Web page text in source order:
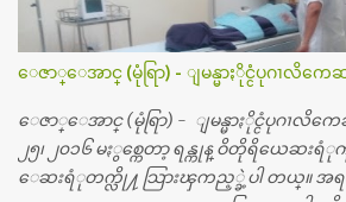
ေဇာ္ေအာင္ (မုံရြာ) - ျမန္မာႏိုင္ငံပုဂၢလိကေ
ေဇာ္ေအာင္ (မုံရြာ) - ျမန္မာႏိုင္ငံပုဂၢလိကေ
၂၅၊ ၂၀၁၆ မႏွစ္ကေတာ့ ရန္ကုန္ ဝိတိုရိယေ
ေဆးရံုတက္လို႔ သြားၾကည့္ခဲ့ပါ တယ္။